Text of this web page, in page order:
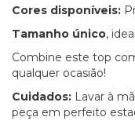
Cores disponíveis:
Tamanho único,
Combine este top
qualquer ocasião!
Cuidados: Lavar à
peça em perfeito